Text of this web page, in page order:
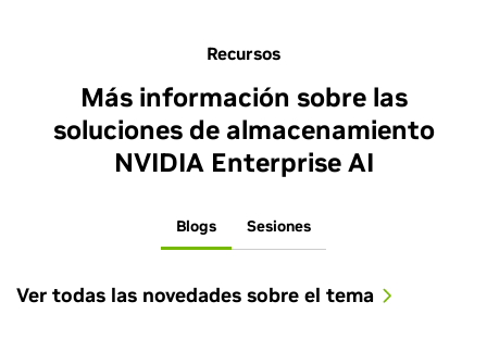
Recursos
Más información sobre las
soluciones de almacenamiento
NVIDIA Enterprise AI
Blogs Sesiones
Ver todas las novedades sobre el tema